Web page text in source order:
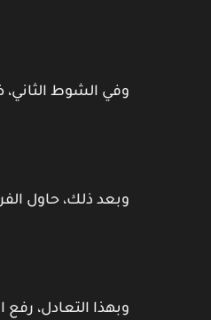
وفي الشوط الثاني،
وبعد ذلك، حاول